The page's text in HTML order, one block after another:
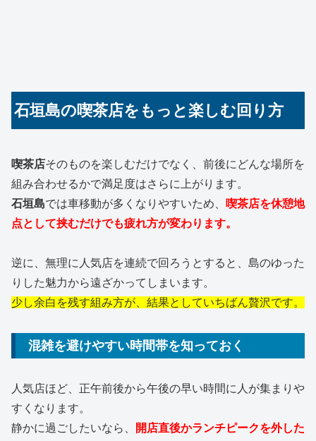
石垣島の喫茶店をもっと楽しむ回り方
喫茶店そのものを楽しむだけでなく、前後にどんな場所を
組み合わせるかで満足度はさらに上がります。
石垣島では車移動が多くなりやすいため、 喫茶店を休憩地
点として挟むだけでも疲れ方が変わります。
逆に、無理に人気店を連続で回ろうとすると、島のゆった
りした魅力から遠ざかってしまいます。
少し余白を残す組み方が、結果としていちばん贅沢です。
混雑を避けやすい時間帯を知っておく
人気店ほど、正午前後から午後の早い時間に人が集まりや
すくなります。
静かに過ごしたいなら、
開店直後かランチピークを外した